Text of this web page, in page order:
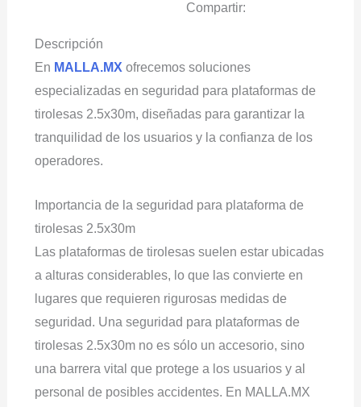
Compartir:
Descripción
En MALLA.MX ofrecemos soluciones
especializadas en seguridad para plataformas de
tirolesas 2.5x30m, diseñadas para garantizar la
tranquilidad de los usuarios y la confianza de los
operadores.
Importancia de la seguridad para plataforma de
tirolesas 2.5x30m
Las plataformas de tirolesas suelen estar ubicadas
a alturas considerables, lo que las convierte en
lugares que requieren rigurosas medidas de
seguridad. Una seguridad para plataformas de
tirolesas 2.5x30m no es sólo un accesorio, sino
una barrera vital que protege a los usuarios y al
personal de posibles accidentes. En MALLA.MX